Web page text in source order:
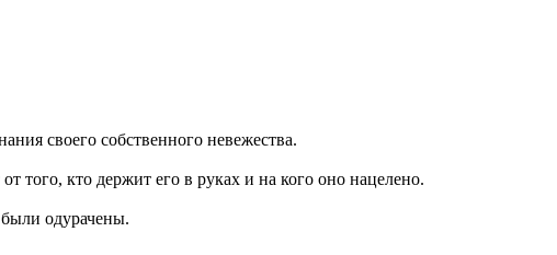
своего собственного невежества.
того, кто держит его в руках и на кого оно нацелено.
одурачены.